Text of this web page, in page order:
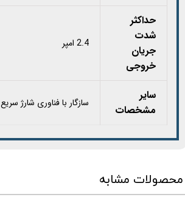
حداکثر
شدت
جریان
خروجی
2.4 امپر
سایر
مشخصات
سازگار با فناوری شارژ سریع
محصولات مشابه